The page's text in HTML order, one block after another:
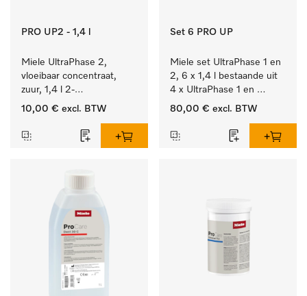
PRO UP2 - 1,4 l
Miele UltraPhase 2,
vloeibaar concentraat,
zuur, 1,4 l 2-
componentenwasmiddel
wasgoed.
10,00 € excl. BTW
Set 6 PRO UP
Miele set UltraPhase 1 en
2, 6 x 1,4 l bestaande uit
4 x UltraPhase 1 en
2 x UltraPhase 2.
80,00 € excl. BTW